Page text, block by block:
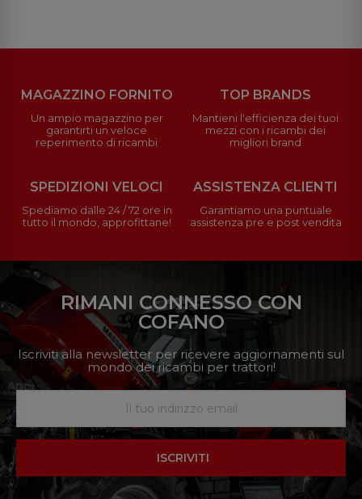
MAGAZZINO FORNITO
Un ampio magazzino per
garantirti un veloce
reperimento di ricambi
TOP BRANDS
Mantieni l'efficienza dei tuoi
mezzi con i ricambi dei
migliori brand
SPEDIZIONI VELOCI
Spediamo dalle 24 / 72 ore in
tutto il mondo, approfittane!
ASSISTENZA CLIENTI
Garantiamo una puntuale
assistenza pre e post vendita
RIMANI CONNESSO CON
COFANO
Iscriviti alla newsletter per ricevere aggiornamenti sul
mondo dei ricambi per trattori!
ISCRIVITI